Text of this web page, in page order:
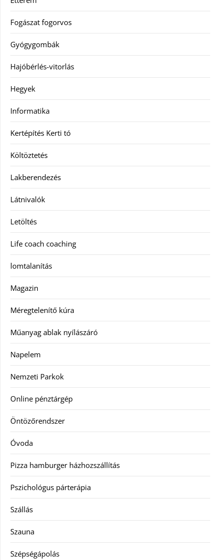
Fogászat fogorvos
Gyógygombák
Hajóbérlés-vitorlás
Hegyek
Informatika
Kertépítés Kerti tó
Költöztetés
Lakberendezés
Látnivalók
Letöltés
Life coach coaching
lomtalanítás
Magazin
Méregtelenítő kúra
Műanyag ablak nyílászáró
Napelem
Nemzeti Parkok
Online pénztárgép
Öntözőrendszer
Óvoda
Pizza hamburger házhozszállítás
Pszichológus párterápia
Szállás
Szauna
Szépségápolás